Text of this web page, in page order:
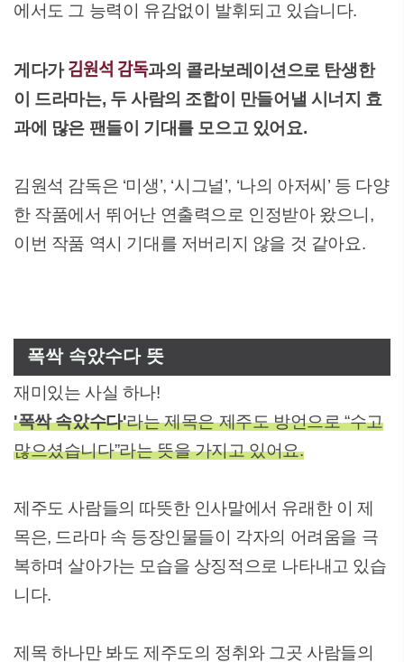
에서도 그 능력이 유감없이 발휘되고 있습니다.
게다가김원석 감독과의 콜라보레이션으로 탄생한
이 드라마는, 두 사람의 조합이 만들어낼 시너지 효
과에 많은 팬들이 기대를 모으고 있어요.
김원석 감독은 ‘미생’, ‘시그널’, ‘나의 아저씨’ 등 다양
한 작품에서 뛰어난 연출력으로 인정받아 왔으니,
이번 작품 역시 기대를 저버리지 않을 것 같아요.
폭싹 속았수다 뜻
재미있는 사실 하나!
'폭싹 속았수다'라는 제목은 제주도 방언으로 “수고
많으셨습니다”라는 뜻을 가지고 있어요.
제주도 사람들의 따뜻한 인사말에서 유래한 이 제
목은, 드라마 속 등장인물들이 각자의 어려움을 극
복하며 살아가는 모습을 상징적으로 나타내고 있습
니다.
제목 하나만 봐도 제주도의 정취와 그곳 사람들의